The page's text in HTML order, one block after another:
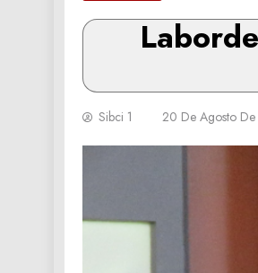
Sibci 1 20 De Agosto